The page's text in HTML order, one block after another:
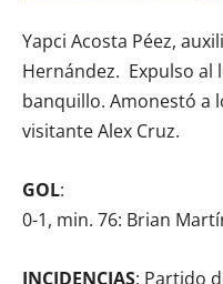
Yapci Acosta Péez,
Hernández. Expulso al
banquillo. Amonestó a
visitante Alex Cruz.
GOL:
0-1, min. 76: Brian
INCIDENCIAS: Partido